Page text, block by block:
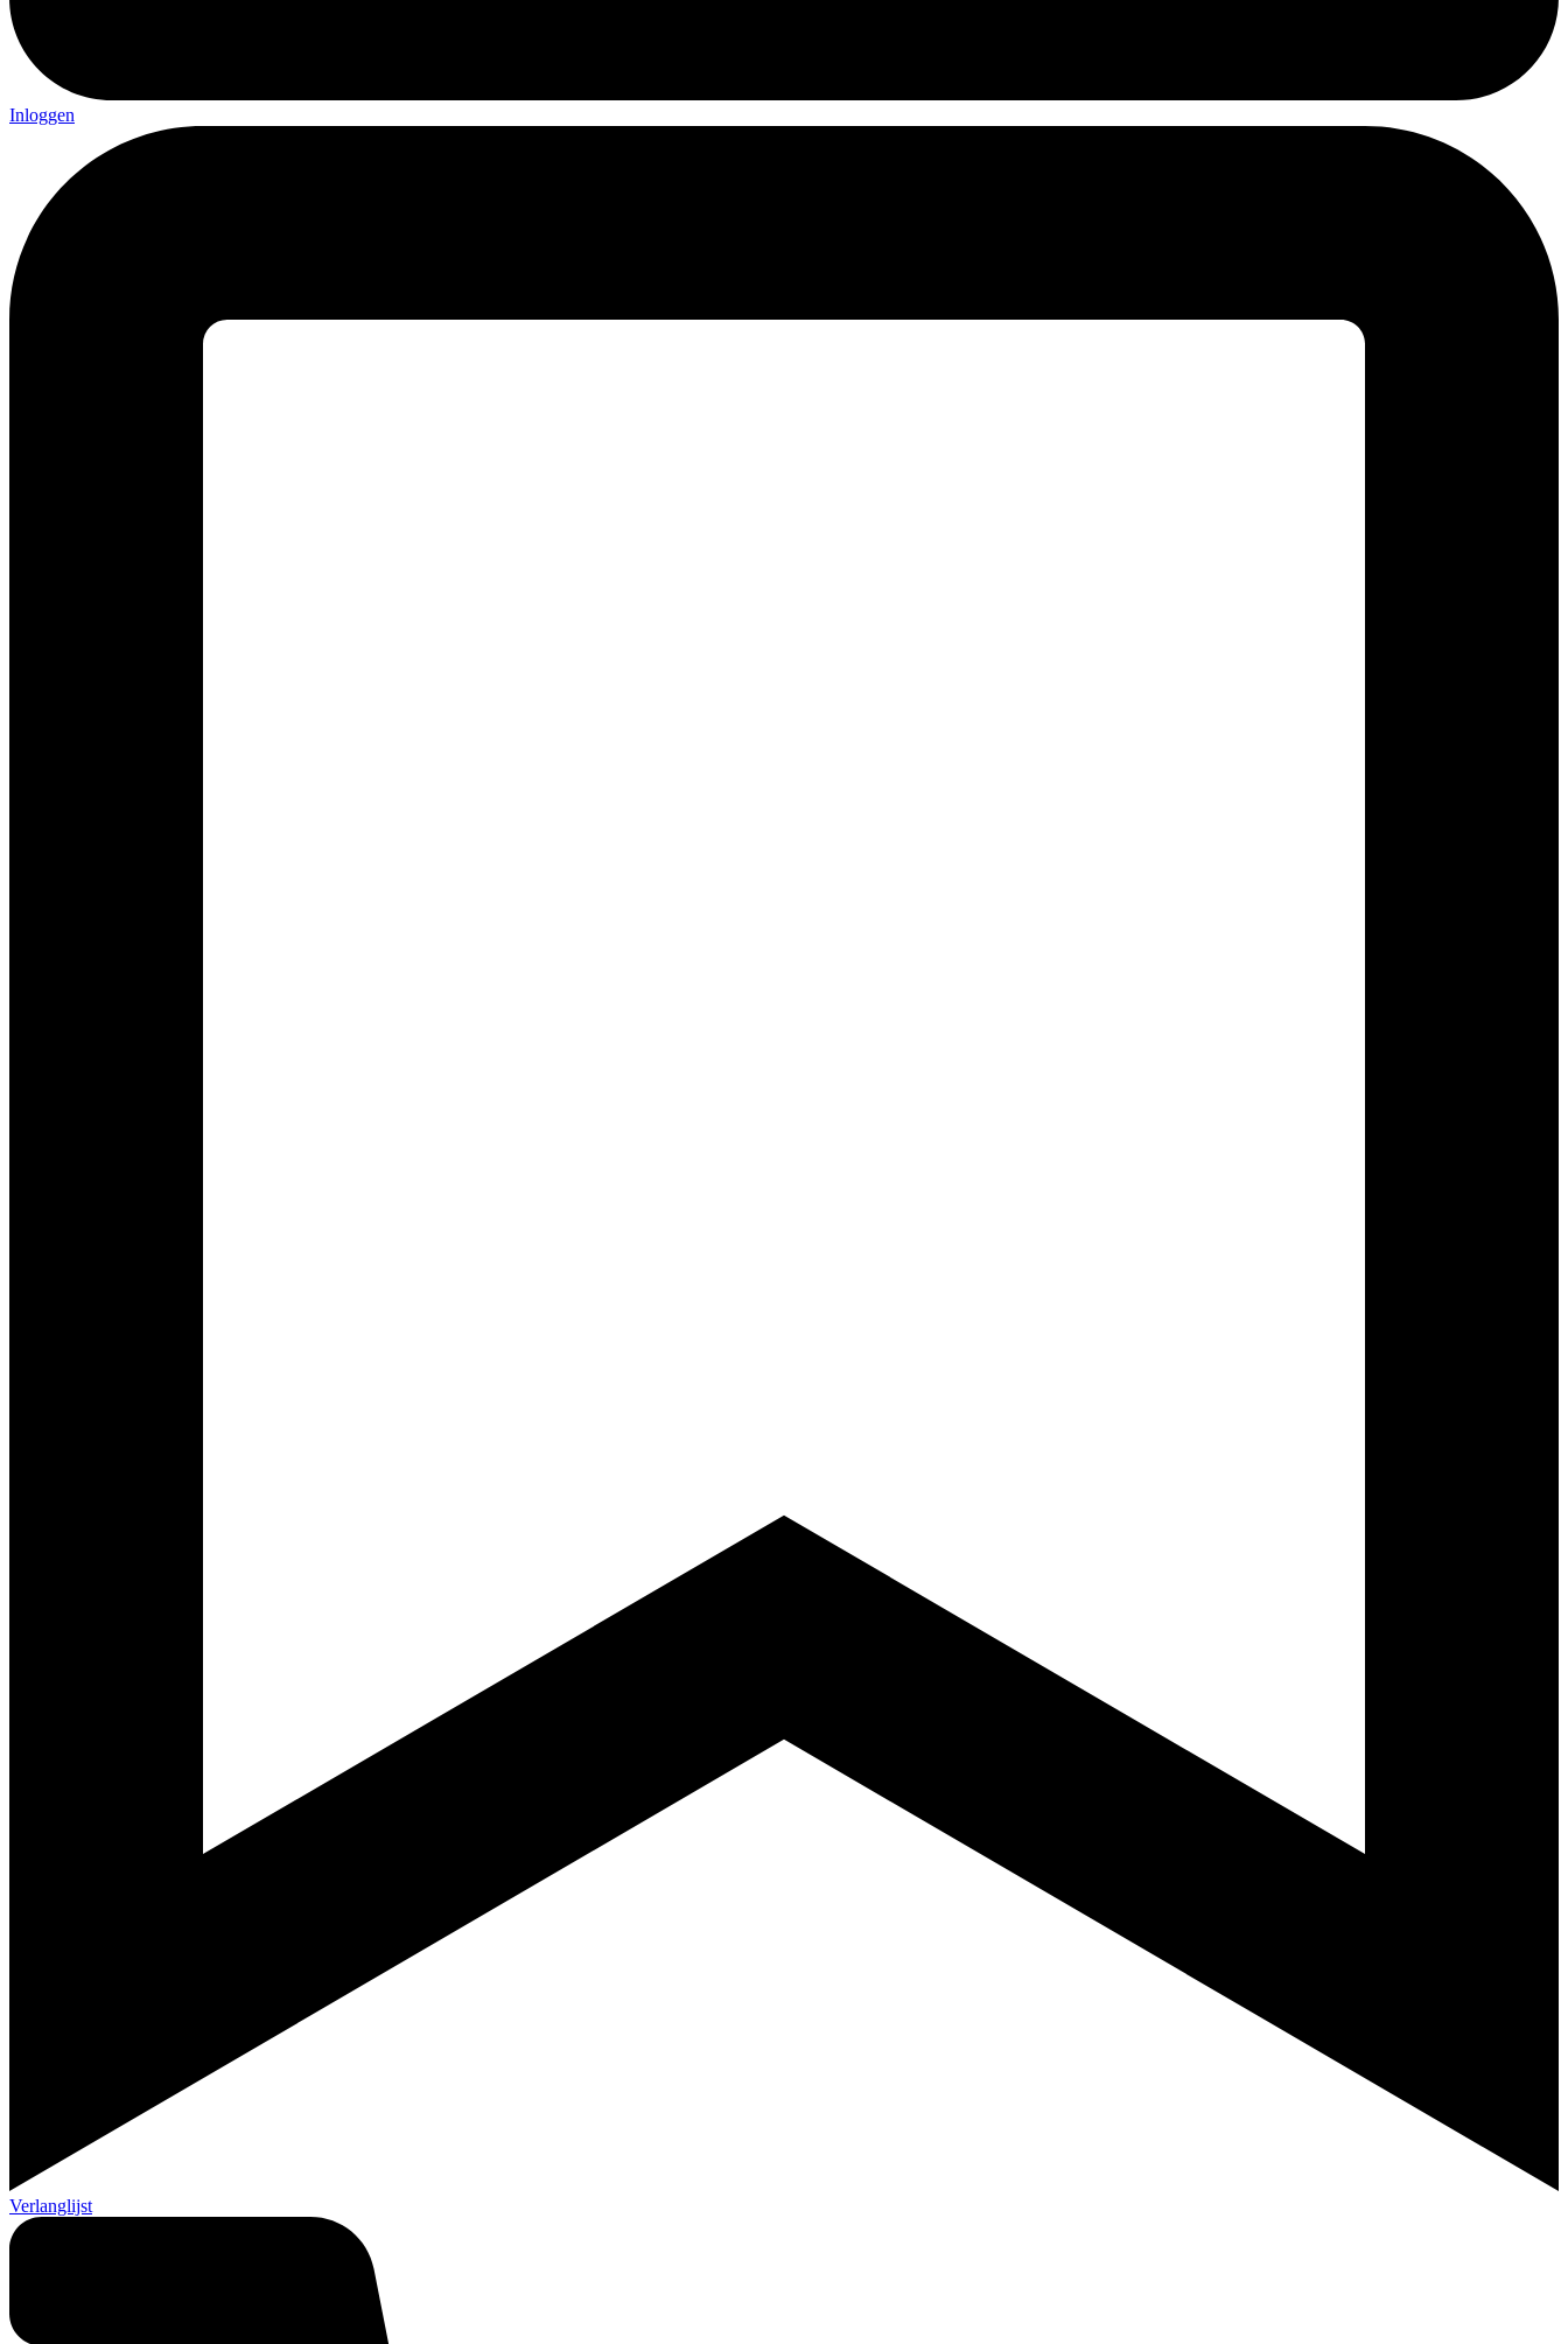
Inloggen
Verlanglijst